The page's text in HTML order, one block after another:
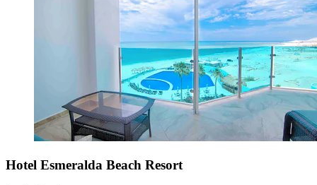
Hotel Esmeralda Beach Resort